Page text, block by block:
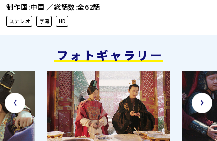
制作国:中国 総話数:全62話
ステレオ 字幕 HD
フォトギャラリー